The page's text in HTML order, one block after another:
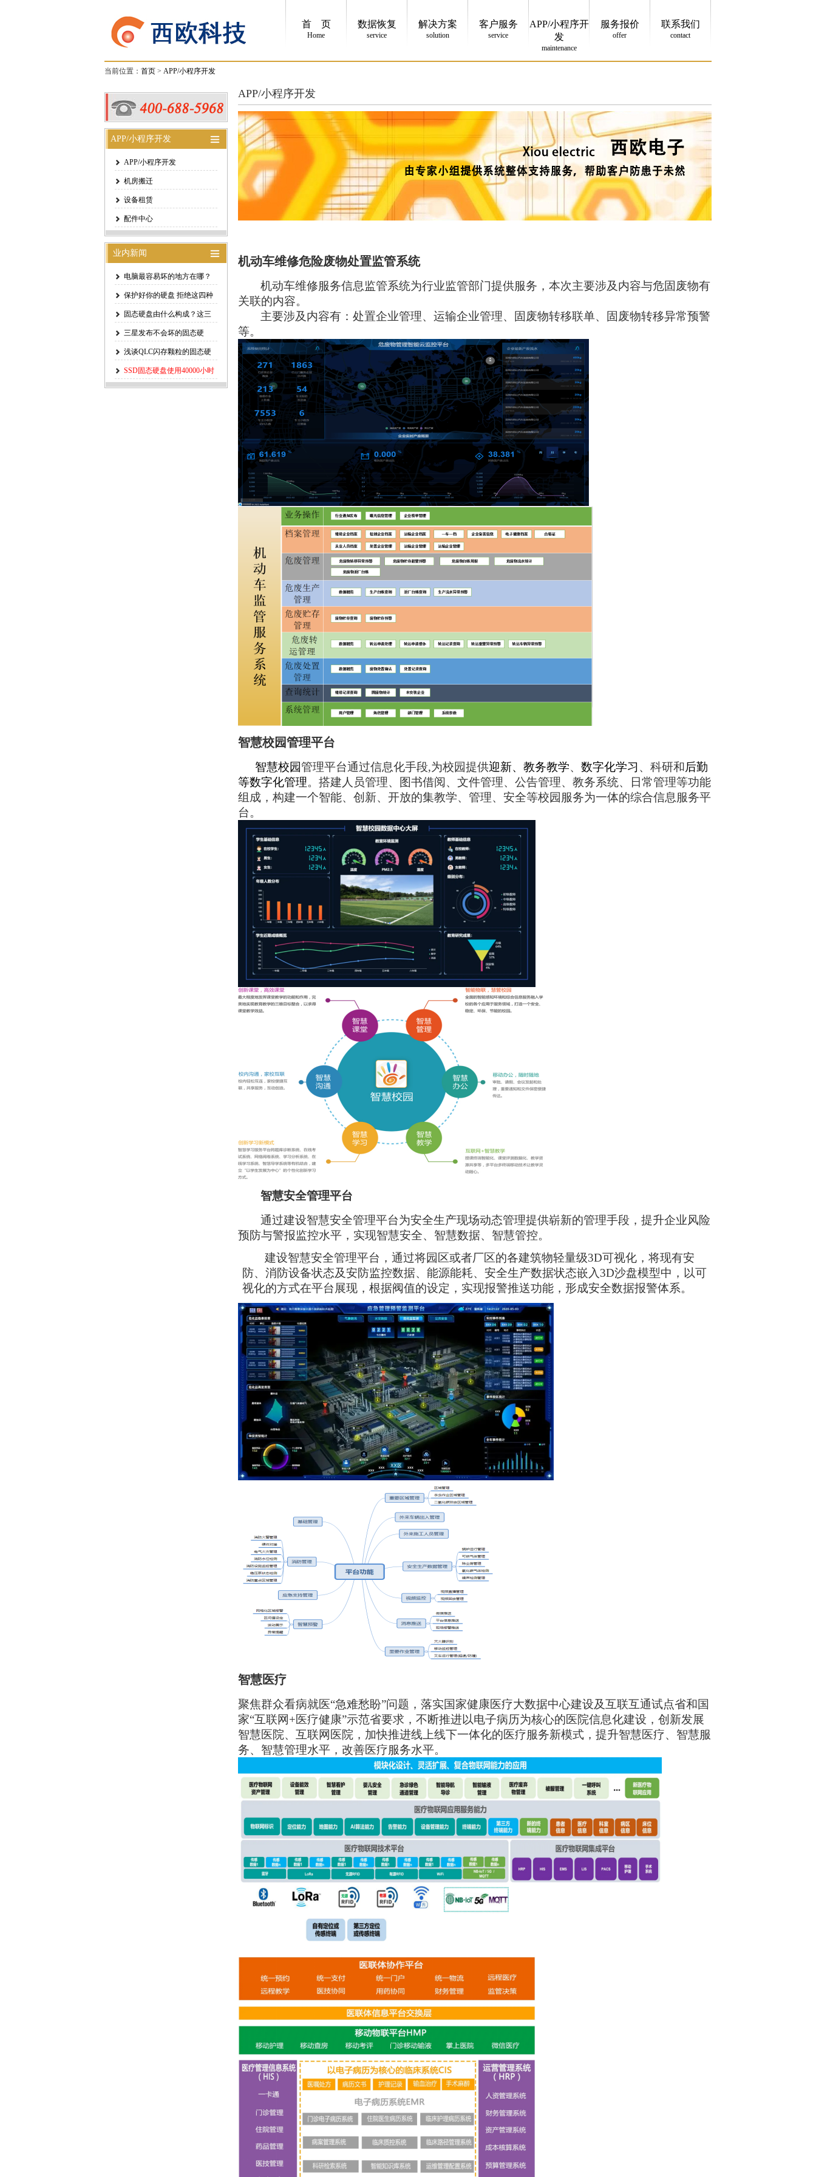
首 页
Home
数据恢复
service
解决方案
solution
客户服务
service
APP/小程序开
发
maintenance
服务报价
offer
联系我们
contact
当前位置： 首页 > APP/小程序开发
APP/小程序开发
APP/小程序开发
机房搬迁
设备租赁
配件中心
业内新闻
电脑最容易坏的地方在哪？
Intel官方
保护好你的硬盘 拒绝这四种
错误操
固态硬盘由什么构成？这三
个部分才是
三星发布不会坏的固态硬
盘，再也不担
浅谈QLC闪存颗粒的固态硬
盘的使用
SSD固态硬盘使用40000小时
掉盘问题
APP/小程序开发
机动车维修危险废物处置监管系统
机动车维修服务信息监管系统为行业监管部门提供服务，本次主要涉及内容与危固废物有
关联的内容。
主要涉及内容有：处置企业管理、运输企业管理、固废物转移联单、固废物转移异常预警
等。
智慧校园管理平台
智慧校园管理平台通过信息化手段,为校园提供迎新、教务教学、 数字化学习 、科研和后勤
等数字化管理。搭建人员管理、图书借阅、文件管理、公告管理、教务系统、日常管理等功能
组成，构建一个智能、创新、开放的集教学、管理、安全等校园服务为一体的综合信息服务平
台。
智慧安全管理平台
通过建设智慧安全管理平台为安全生产现场动态管理提供崭新的管理手段，提升企业风险
预防与警报监控水平，实现智慧安全、智慧数据、智慧管控。
建设智慧安全管理平台，通过将园区或者厂区的各建筑物轻量级3D可视化，将现有安
防、消防设备状态及安防监控数据、能源能耗、安全生产数据状态嵌入3D沙盘模型中，以可
视化的方式在平台展现，根据阀值的设定，实现报警推送功能，形成安全数据报警体系。
智慧医疗
聚焦群众看病就医“急难愁盼”问题，落实国家健康医疗大数据中心建设及互联互通试点省和国
家“互联网+医疗健康”示范省要求，不断推进以电子病历为核心的医院信息化建设，创新发展
智慧医院、互联网医院，加快推进线上线下一体化的医疗服务新模式，提升智慧医疗、智慧服
务、智慧管理水平，改善医疗服务水平。